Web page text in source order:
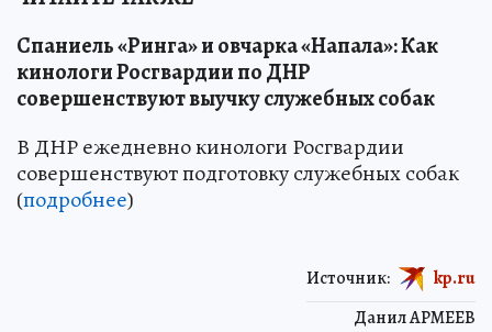
Спаниель «Ринга» и овчарка «Напала»: Как
кинологи Росгвардии по ДНР
совершенствуют выучку служебных собак
В ДНР ежедневно кинологи Росгвардии
совершенствуют подготовку служебных собак
(подробнее)
Данил АРМЕЕВ
Источник: kp.ru